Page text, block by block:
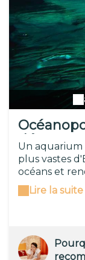
Un aquarium
plus vastes
océans et
travers 50
(polaire,
Lire la suite